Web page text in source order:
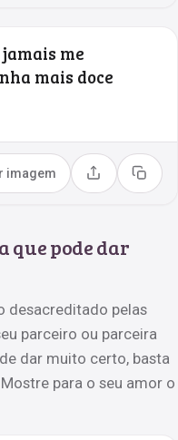
me
mais doce
imagem Compartilhar
Copiar
que pode dar
desacreditado pelas
parceiro ou parceira
dar muito certo, basta
para o seu amor o